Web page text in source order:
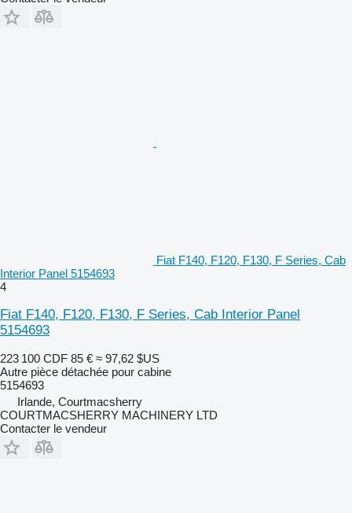
Fiat F140, F120, F130, F Series, Cab
Interior Panel 5154693
4
Fiat F140, F120, F130, F Series, Cab Interior Panel
5154693
223 100 CDF 85 € ≈ 97,62 $US
Autre pièce détachée pour cabine
5154693
Irlande, Courtmacsherry
COURTMACSHERRY MACHINERY LTD
Contacter le vendeur